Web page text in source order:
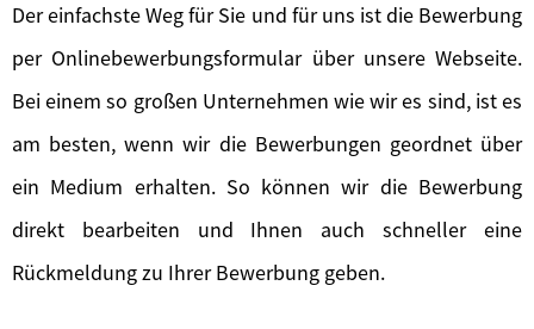
Der einfachste Weg für Sie und für uns ist die Bewerbung
per Onlinebewerbungsformular über unsere Webseite.
Bei einem so großen Unternehmen wie wir es sind, ist es
am besten, wenn wir die Bewerbungen geordnet über
ein Medium erhalten. So können wir die Bewerbung
direkt bearbeiten und Ihnen auch schneller eine
Rückmeldung zu Ihrer Bewerbung geben.